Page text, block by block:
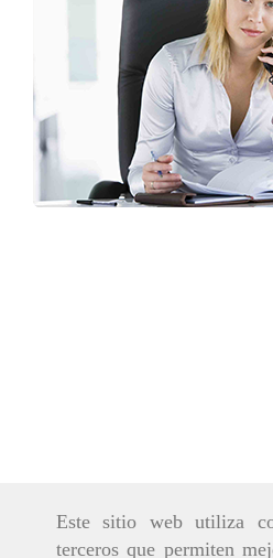
Este sitio web utiliza
terceros que permiten